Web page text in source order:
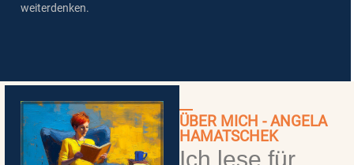
weiterdenken.
ÜBER MICH - ANGELA
HAMATSCHEK
Ich lese für